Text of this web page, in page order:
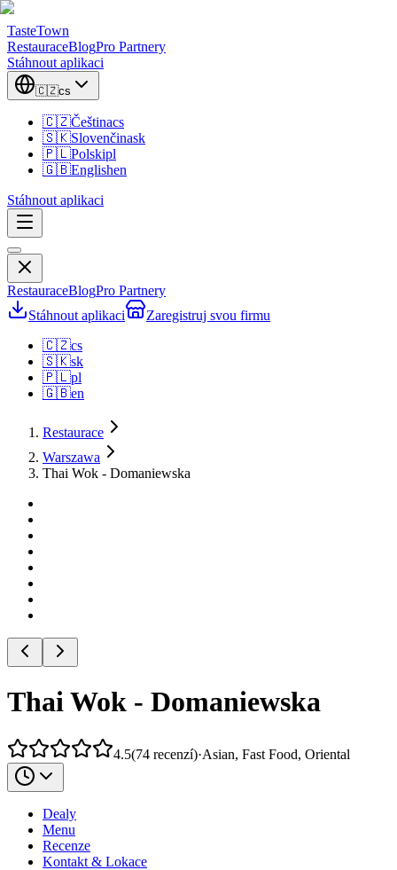
TasteTown
RestauraceBlogPro Partnery
Stáhnout aplikaci
🇨🇿cs
🇨🇿Češtinacs
🇸🇰Slovenčinask
🇵🇱Polskipl
🇬🇧Englishen
Stáhnout aplikaci
RestauraceBlogPro Partnery
Stáhnout aplikaci
Zaregistruj svou firmu
🇨🇿cs
🇸🇰sk
🇵🇱pl
🇬🇧en
Restaurace
Warszawa
Thai Wok - Domaniewska
Thai Wok - Domaniewska
4.5(74 recenzí)·Asian, Fast Food, Oriental
Dealy
Menu
Recenze
Kontakt & Lokace